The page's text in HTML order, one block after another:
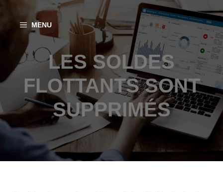
contenu
MENU
LES SOLDES
FLOTTANTS SONT
SUPPRIMÉS